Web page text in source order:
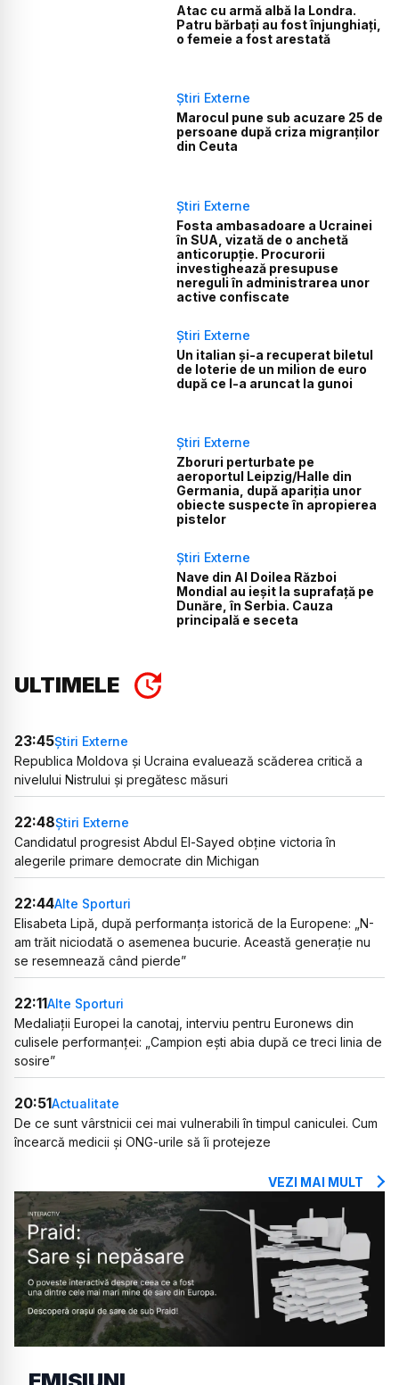
Atac cu armă albă la Londra.
Patru bărbați au fost înjunghiați,
o femeie a fost arestată
Știri Externe
Marocul pune sub acuzare 25 de
persoane după criza migranților
din Ceuta
Știri Externe
Fosta ambasadoare a Ucrainei
în SUA, vizată de o anchetă
anticorupție. Procurorii
investighează presupuse
nereguli în administrarea unor
active confiscate
Știri Externe
Un italian și-a recuperat biletul
de loterie de un milion de euro
după ce l-a aruncat la gunoi
Știri Externe
Zboruri perturbate pe
aeroportul Leipzig/Halle din
Germania, după apariția unor
obiecte suspecte în apropierea
pistelor
Știri Externe
Nave din Al Doilea Război
Mondial au ieșit la suprafață pe
Dunăre, în Serbia. Cauza
principală e seceta
ULTIMELE
23:45Știri Externe
Republica Moldova și Ucraina evaluează scăderea critică a
nivelului Nistrului și pregătesc măsuri
22:48Știri Externe
Candidatul progresist Abdul El-Sayed obține victoria în
alegerile primare democrate din Michigan
22:44Alte Sporturi
Elisabeta Lipă, după performanța istorică de la Europene: „N-
am trăit niciodată o asemenea bucurie. Această generație nu
se resemnează când pierde”
22:11Alte Sporturi
Medaliații Europei la canotaj, interviu pentru Euronews din
culisele performanței: „Campion ești abia după ce treci linia de
sosire”
20:51Actualitate
De ce sunt vârstnicii cei mai vulnerabili în timpul caniculei. Cum
încearcă medicii și ONG-urile să îi protejeze
VEZI MAI MULT